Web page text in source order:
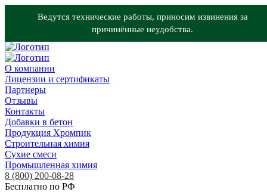
Ведутся технические работы, приносим извинения за
причинённые неудобства.
О компании
Лицензии и сертификаты
Партнеры
Отзывы
Контакты
Добавки в бетон
Продукция Хромпик
Строительная химия
Сухие смеси
Промышленная химия
8 (800) 200-08-28
Бесплатно по РФ